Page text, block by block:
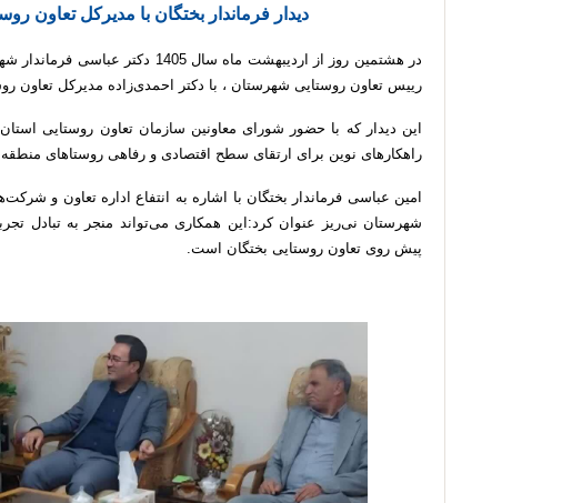
دیدار فرماندار بختگان با مدیرکل تعاون
در هشتمین روز از اردیبهشت ماه سال
رییس تعاون روستایی شهرستان ، با دکتر احمدی‌زاده مدیرکل تعاون
این دیدار که با حضور شورای معاونین سازمان تعاون روستایی
راهکارهای نوین برای ارتقای سطح اقتصادی و رفاهی روستاهای منطقه
امین عباسی فرماندار بختگان با اشاره به انتفاع اداره تعاون و
شهرستان نی‌ریز عنوان کرد:این همکاری می‌تواند منجر به تبادل
پیش روی تعاون روستایی بختگان است.